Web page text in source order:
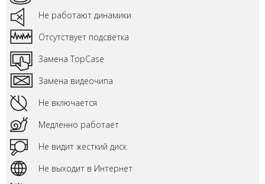
Не работают динамики
Отсутствует подсветка
Замена TopCase
Замена видеочипа
Не включается
Медленно работает
Не видит жесткий диск
Не выходит в Интернет